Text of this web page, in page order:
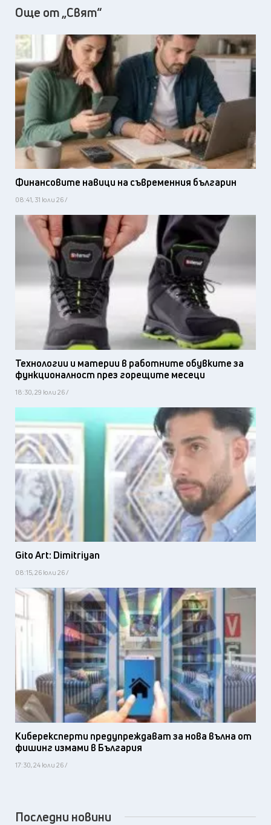
Още от „Свят“
Финансовите навици на съвременния българин
08:41, 31 юли 26 /
Технологии и материи в работните обувките за
функционалност през горещите месеци
18:30, 29 юли 26 /
Gito Art: Dimitriyan
08:15, 26 юли 26 /
Киберексперти предупреждават за нова вълна от
фишинг измами в България
17:30, 24 юли 26 /
Последни новини